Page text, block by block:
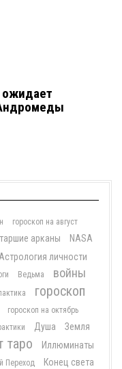
ожидает
гороскоп на август
арканы
NASA
Астрология личности
Ведьма войны
гороскоп
гороскоп на октябрь
Душа Земля
таро Иллюминаты
Переход
Конец света